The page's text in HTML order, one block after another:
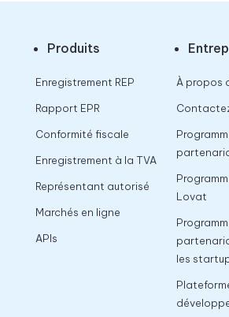
Produits
Enregistrement REP
Rapport EPR
Conformité fiscale
Enregistrement à la TVA
Représentant autorisé
Marchés en ligne
APIs
À propos
Lovat
les